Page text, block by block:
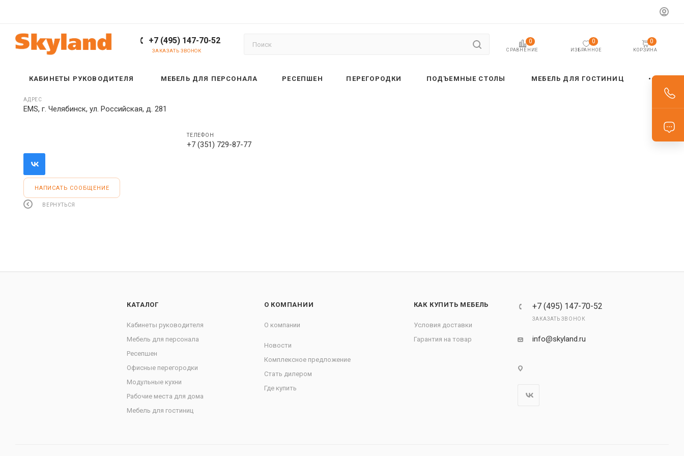
+7 (495) 147-70-52
ЗАКАЗАТЬ ЗВОНОК СРАВНЕНИЕ
0
ИЗБРАННОЕ
0
КОРЗИНА
0
КАБИНЕТЫ РУКОВОДИТЕЛЯ МЕБЕЛЬ ДЛЯ ПЕРСОНАЛА РЕСЕПШЕН ПЕРЕГОРОДКИ ПОДЪЕМНЫЕ СТОЛЫ МЕБЕЛЬ ДЛЯ ГОСТИНИЦ
АДРЕС
EMS, г. Челябинск, ул. Российская, д. 281
ТЕЛЕФОН
+7 (351) 729-87-77
НАПИСАТЬ СООБЩЕНИЕ
ВЕРНУТЬСЯ
КАТАЛОГ
Кабинеты руководителя
Мебель для персонала
Ресепшен
Офисные перегородки
Модульные кухни
Рабочие места для дома
Мебель для гостиниц
О КОМПАНИИ
О компании
Новости
Комплексное предложение
Стать дилером
Где купить
КАК КУПИТЬ МЕБЕЛЬ
Условия доставки
Гарантия на товар
+7 (495) 147-70-52
ЗАКАЗАТЬ ЗВОНОК
info@skyland.ru